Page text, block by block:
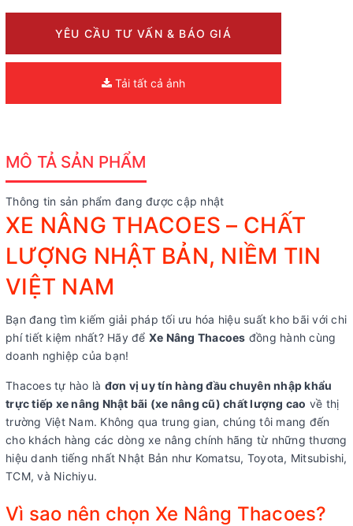
YÊU CẦU TƯ VẤN & BÁO GIÁ
Tải tất cả ảnh
MÔ TẢ SẢN PHẨM
Thông tin sản phẩm đang được cập nhật
XE NÂNG THACOES – CHẤT
LƯỢNG NHẬT BẢN, NIỀM TIN
VIỆT NAM
Bạn đang tìm kiếm giải pháp tối ưu hóa hiệu suất kho bãi với chi
phí tiết kiệm nhất? Hãy để Xe Nâng Thacoes đồng hành cùng
doanh nghiệp của bạn!
Thacoes tự hào là đơn vị uy tín hàng đầu chuyên nhập khẩu
trực tiếp xe nâng Nhật bãi (xe nâng cũ) chất lượng cao về thị
trường Việt Nam. Không qua trung gian, chúng tôi mang đến
cho khách hàng các dòng xe nâng chính hãng từ những thương
hiệu danh tiếng nhất Nhật Bản như Komatsu, Toyota, Mitsubishi,
TCM, và Nichiyu.
Vì sao nên chọn Xe Nâng Thacoes?